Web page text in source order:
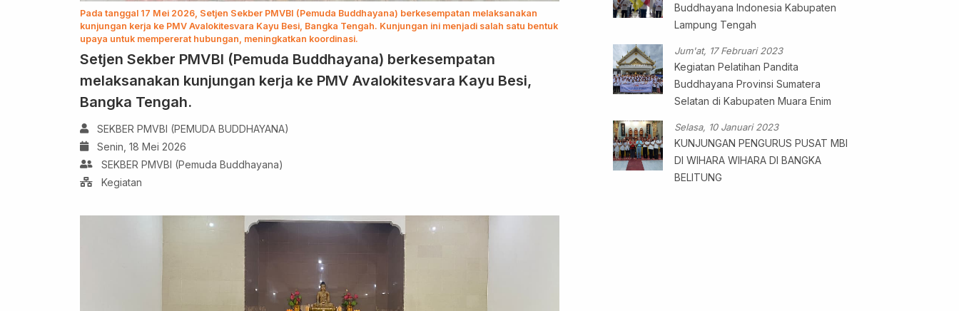
Pada tanggal 17 Mei 2026, Setjen Sekber PMVBI (Pemuda Buddhayana) berkesempatan melaksanakan
kunjungan kerja ke PMV Avalokitesvara Kayu Besi, Bangka Tengah. Kunjungan ini menjadi salah satu bentuk
upaya untuk mempererat hubungan, meningkatkan koordinasi.
Setjen Sekber PMVBI (Pemuda Buddhayana) berkesempatan
melaksanakan kunjungan kerja ke PMV Avalokitesvara Kayu Besi,
Bangka Tengah.
SEKBER PMVBI (PEMUDA BUDDHAYANA)
Senin, 18 Mei 2026
SEKBER PMVBI (Pemuda Buddhayana)
Kegiatan
Buddhayana Indonesia Kabupaten
Lampung Tengah
Jum'at, 17 Februari 2023
Kegiatan Pelatihan Pandita
Buddhayana Provinsi Sumatera
Selatan di Kabupaten Muara Enim
Selasa, 10 Januari 2023
KUNJUNGAN PENGURUS PUSAT MBI
DI WIHARA WIHARA DI BANGKA
BELITUNG